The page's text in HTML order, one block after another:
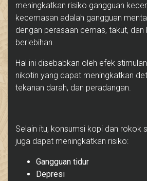
meningkatkan risiko gangguan
kecemasan adalah gangguan
dengan perasaan cemas, takut, dan
berlebihan.
Hal ini disebabkan oleh efek
nikotin yang dapat meningkatkan
tekanan darah, dan peradangan.
Selain itu, konsumsi kopi dan rokok
juga dapat meningkatkan risiko:
Gangguan tidur
Depresi